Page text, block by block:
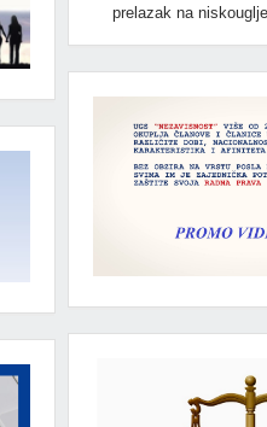
prelazak na